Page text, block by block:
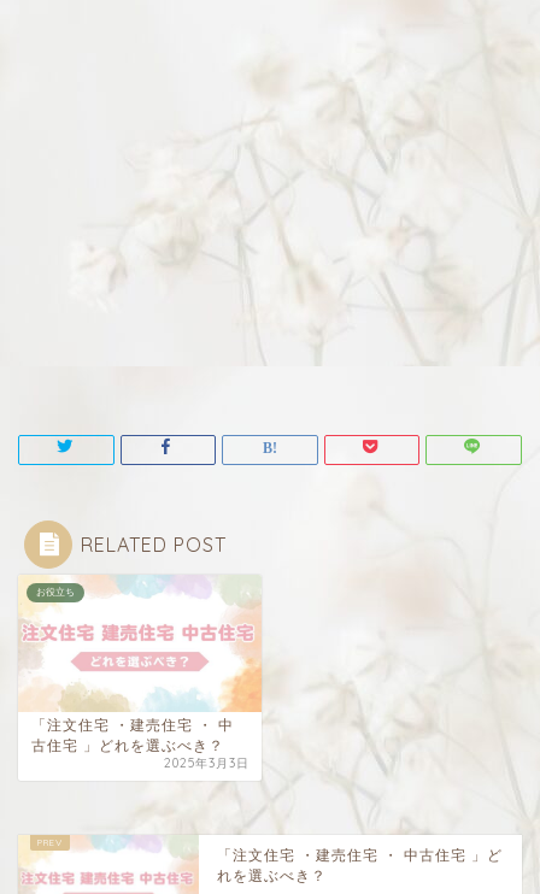
RELATED POST
お役立ち
「注文住宅 ・建売住宅 ・ 中
古住宅 」どれを選ぶべき？
2025年3月3日
「注文住宅 ・建売住宅 ・ 中古住宅 」ど
れを選ぶべき？